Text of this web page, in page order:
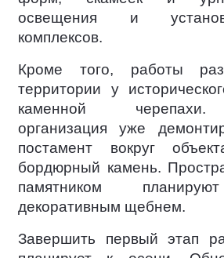
освещения и
комплексов.
Кроме того, работы
территории у
каменной
организация уже
постамент вокруг
бордюрный камень.
памятником
декоративным щебнем.
Завершить первый этап